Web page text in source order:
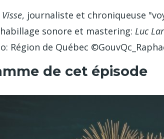
, journaliste et chroniqueuse
sonore et mastering: Luc
Région de Québec
de cet épisode